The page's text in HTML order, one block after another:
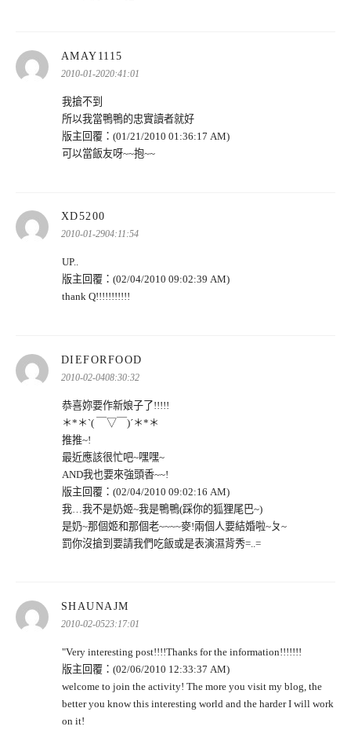
AMAY1115
示:
2010-01-2020:41:01
我搶不到
所以我當鴨鴨的忠實讀者就好
版主回覆：(01/21/2010 01:36:17 AM)
可以當飯友呀~~抱~~
XD5200
示:
2010-01-2904:11:54
UP..
版主回覆：(02/04/2010 09:02:39 AM)
thank Q!!!!!!!!!!!
DIEFORFOOD
2010-02-0408:30:32
恭喜妳要作新娘子了!!!!!
＊*＊ˋ( ￣▽￣)ˊ＊*＊
推推~!
最近應該很忙吧~嘿嘿~
AND我也要來強頭香~~!
版主回覆：(02/04/2010 09:02:16 AM)
我…我不是奶姬~我是鴨鴨(踩你的狐狸尾巴~)
是奶~那個姬和那個老~~~~麥!兩個人要結婚啦~ㄆ~
罰你沒搶到要請我們吃飯或是表演濕背秀=..=
SHAUNAJM
示:
2010-02-0523:17:01
"Very interesting post!!!!Thanks for the information!!!!!!!
版主回覆：(02/06/2010 12:33:37 AM)
welcome to join the activity! The more you visit my blog, the
better you know this interesting world and the harder I will work
on it!